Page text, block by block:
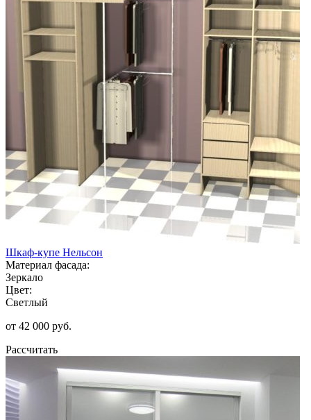
Шкаф-купе Нельсон
Материал фасада:
Зеркало
Цвет:
Светлый
от 42 000 руб.
Рассчитать